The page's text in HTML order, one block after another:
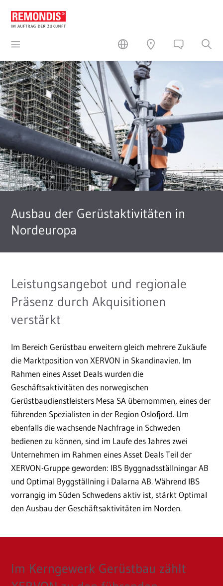
Ausbau der Gerüstaktivitäten in
Nordeuropa
Leistungsangebot und regionale
Präsenz durch Akquisitionen
verstärkt
Im Bereich Gerüstbau erweitern gleich mehrere Zukäufe
die Marktposition von XERVON in Skandinavien. Im
Rahmen eines Asset Deals wurden die
Geschäftsaktivitäten des norwegischen
Gerüstbaudienstleisters Mesa SA übernommen, eines der
führenden Spezialisten in der Region Oslofjord. Um
ebenfalls die wachsende Nachfrage in Schweden
bedienen zu können, sind im Laufe des Jahres zwei
Unternehmen im Rahmen eines Asset Deals Teil der
XERVON-Gruppe geworden: IBS Byggnadsställningar AB
und Optimal Byggställning i Dalarna AB. Während IBS
vorrangig im Süden Schwedens aktiv ist, stärkt Optimal
den Ausbau der Geschäftsaktivitäten im Norden.
Im Kerngewerk Gerüstbau zählt